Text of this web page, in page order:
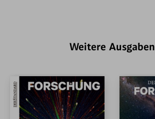
Weitere Ausgaben